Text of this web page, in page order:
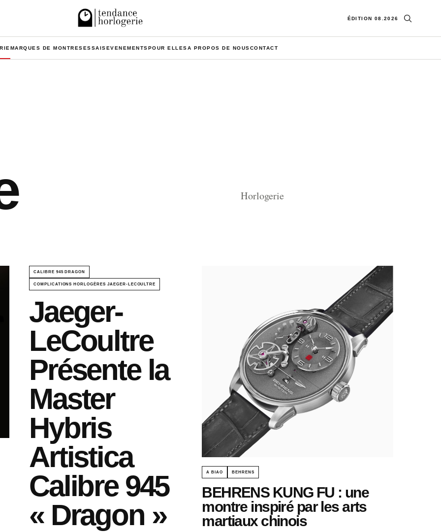
ÉDITION 08.2026 Ouvrir la
MARQUES DE MONTRESESSAISEVENEMENTSPOUR ELLESA PROPOS DE NOUSCONTACT
Horlogerie
CALIBRE 945 DRAGON
COMPLICATIONS HORLOGÈRES JAEGER-LECOULTRE
Jaeger-
LeCoultre
Présente la
Master
Hybris
Artistica
Calibre 945
« Dragon »
A BIAO BEHRENS
BEHRENS KUNG FU : une
montre inspiré par les arts
martiaux chinois